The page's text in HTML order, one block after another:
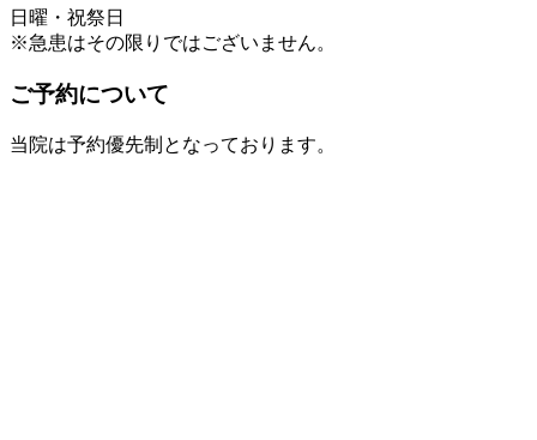
日曜・祝祭日
※急患はその限りではございません。
ご予約について
当院は予約優先制となっております。